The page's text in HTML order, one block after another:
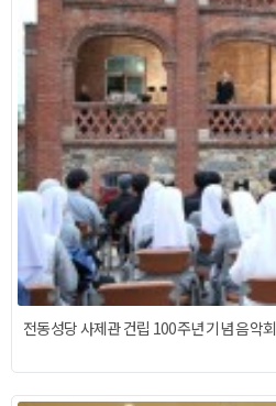
전동성당 사제관 건립 100주년 기념 음악회